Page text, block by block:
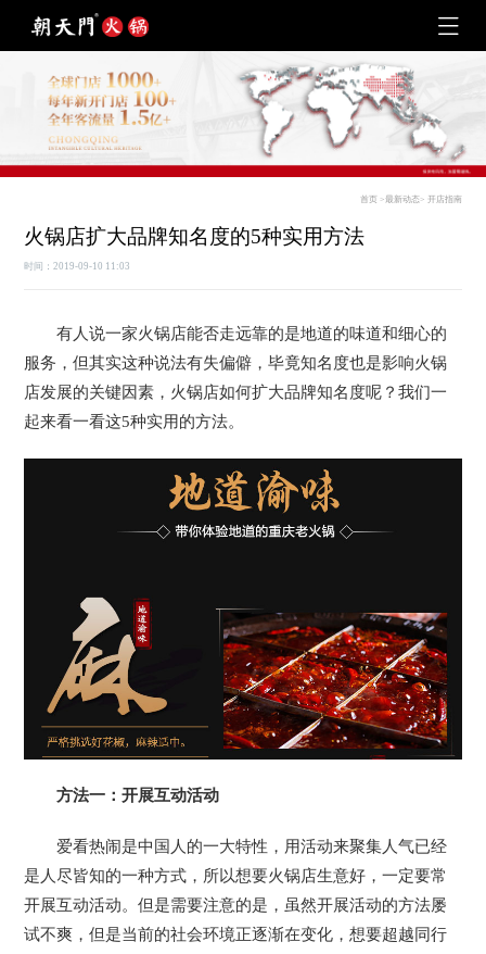
首页 >最新动态> 开店指南
火锅店扩大品牌知名度的5种实用方法
时间：2019-09-10 11:03
有人说一家火锅店能否走远靠的是地道的味道和细心的
服务，但其实这种说法有失偏僻，毕竟知名度也是影响火锅
店发展的关键因素，火锅店如何扩大品牌知名度呢？我们一
起来看一看这5种实用的方法。
方法一：开展互动活动
爱看热闹是中国人的一大特性，用活动来聚集人气已经
是人尽皆知的一种方式，所以想要火锅店生意好，一定要常
开展互动活动。但是需要注意的是，虽然开展活动的方法屡
试不爽，但是当前的社会环境正逐渐在变化，想要超越同行